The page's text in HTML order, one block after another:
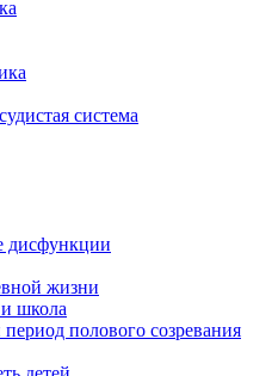
система
дисфункции
жизни
школа
полового созревания